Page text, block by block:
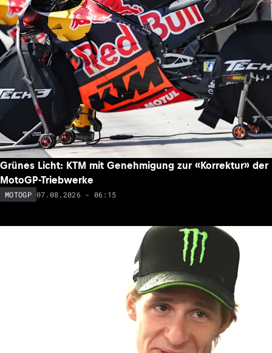
Grünes Licht: KTM mit Genehmigung zur «Korrektur» der
MotoGP-Triebwerke
MOTOGP 07.08.2026 - 06:15